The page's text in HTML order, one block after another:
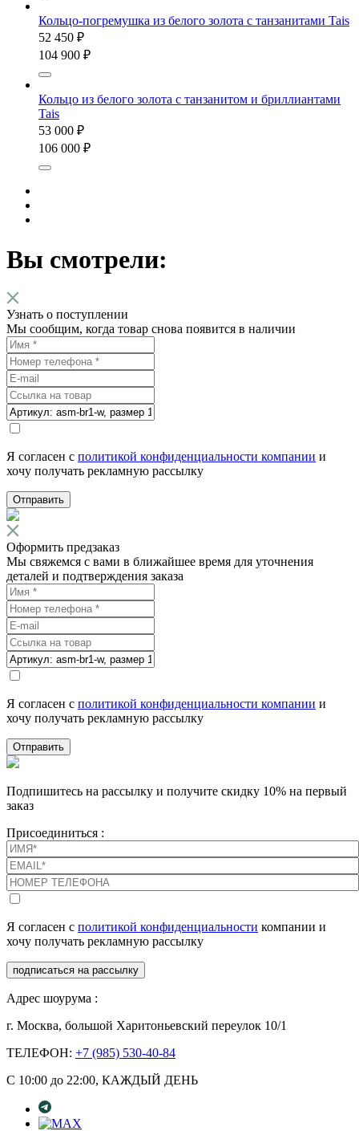
Кольцо-погремушка из белого золота с танзанитами Tais
52 450 ₽
104 900 ₽
Кольцо из белого золота с танзанитом и бриллиантами
Tais
53 000 ₽
106 000 ₽
Вы смотрели:
Узнать о поступлении
Мы сообщим, когда товар снова появится в наличии
Я согласен с политикой конфиденциальности компании и
хочу получать рекламную рассылку
Отправить
Оформить предзаказ
Мы свяжемся с вами в ближайшее время для уточнения
деталей и подтверждения заказа
Я согласен с политикой конфиденциальности компании и
хочу получать рекламную рассылку
Отправить
Подпишитесь на рассылку и получите скидку 10% на первый
заказ
Присоединиться :
Я согласен с политикой конфиденциальности компании и
хочу получать рекламную рассылку
подписаться на рассылку
Адрес шоурума :
г. Москва, большой Харитоньевский переулок 10/1
ТЕЛЕФОН: +7 (985) 530-40-84
С 10:00 до 22:00, КАЖДЫЙ ДЕНЬ